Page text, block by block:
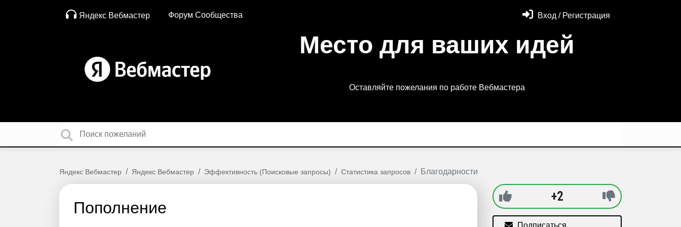
Яндекс Вебмастер Форум Сообщества Вход / Регистрация
Место для ваших идей
Оставляйте пожелания по работе Вебмастера
Яндекс Вебмастер Яндекс Вебмастер Эффективность (Поисковые запросы) Статистика запросов Благодарности
Пополнение
+2
Подписаться